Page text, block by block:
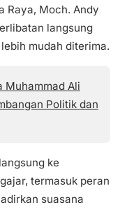
Raya, Moch. Andy
langsung
mudah diterima.
Muhammad Ali
Politik dan
ke
termasuk peran
suasana